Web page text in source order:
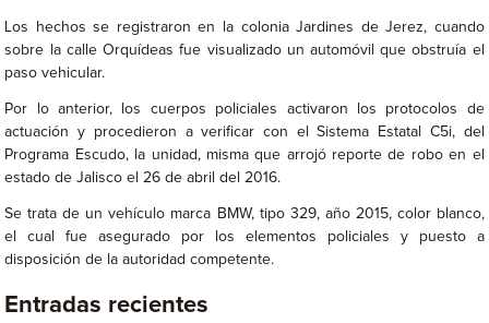
Los hechos se registraron en la colonia Jardines de Jerez, cuando
sobre la calle Orquídeas fue visualizado un automóvil que obstruía el
paso vehicular.
Por lo anterior, los cuerpos policiales activaron los protocolos de
actuación y procedieron a verificar con el Sistema Estatal C5i, del
Programa Escudo, la unidad, misma que arrojó reporte de robo en el
estado de Jalisco el 26 de abril del 2016.
Se trata de un vehículo marca BMW, tipo 329, año 2015, color blanco,
el cual fue asegurado por los elementos policiales y puesto a
disposición de la autoridad competente.
Entradas recientes